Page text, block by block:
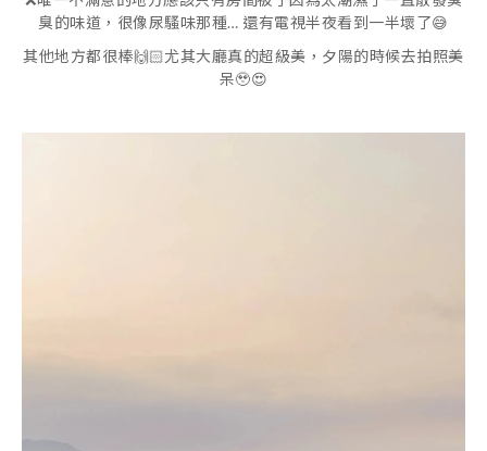
臭的味道，很像尿騷味那種… 還有電視半夜看到一半壞了😅
其他地方都很棒🙌🏻尤其大廳真的超級美，夕陽的時候去拍照美
呆🥹😍